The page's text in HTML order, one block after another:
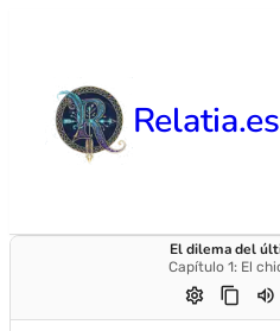
Relatia.es
El dilema del
Capítulo 1: El
settings content_copy volume_up